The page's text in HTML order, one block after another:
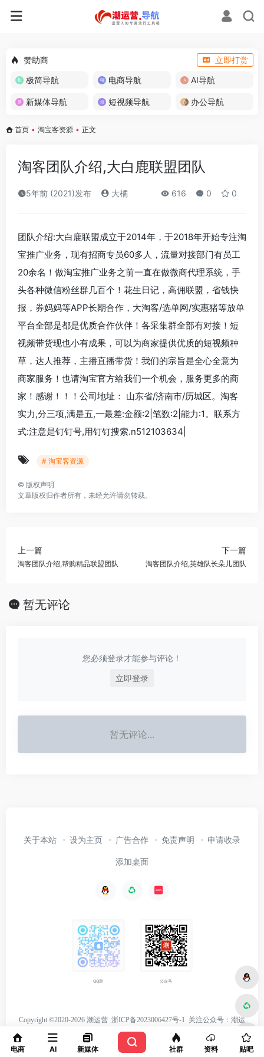
赞助商
立即打赏
极简导航
电商导航 AI导航
新媒体导航 短视频导航 办公导航
首页 • 淘宝客资源 • 正文
淘客团队介绍,大白鹿联盟团队
5年前 (2021)发布 大橘 616 0 0
团队介绍:大白鹿联盟成立于2014年，于2018年开始专注淘
宝推广业务，现有招商专员60多人，流量对接部门有员工
20余名！做淘宝推广业务之前一直在做微商代理系统，手
头各种微信粉丝群几百个！花生日记，高佣联盟，省钱快
报，券妈妈等APP长期合作，大淘客/选单网/实惠猪等放单
平台全部是都是优质合作伙伴！各采集群全部有对接！短
视频带货现也小有成果，可以为商家提供优质的短视频种
草，达人推荐，主播直播带货！我们的宗旨是全心全意为
商家服务！也请淘宝官方给我们一个机会，服务更多的商
家！感谢！！！公司地址： 山东省/济南市/历城区。淘客
实力,分三项,满是五,一最差:金额:2|笔数:2|能力:1。联系方
式:注意是钉钉号,用钉钉搜索.n512103634|
# 淘宝客资源
© 版权声明
文章版权归作者所有，未经允许请勿转载。
上一篇
淘客团队介绍,帮购精品联盟团队
下一篇
淘客团队介绍,英雄队长朵儿团队
暂无评论
您必须登录才能参与评论！
立即登录
暂无评论...
关于本站 设为主页 广告合作 免责声明 申请收录
添加桌面
QQ群 公众号
Copyright ©2020-2026 潮运营 浙ICP备2023006427号-1 关注公众号：潮运
营
电商 AI 新媒体 社群 资料 贴吧